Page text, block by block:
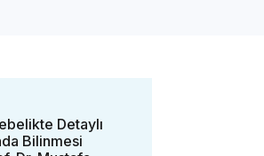
Detaylı
Bilinmesi